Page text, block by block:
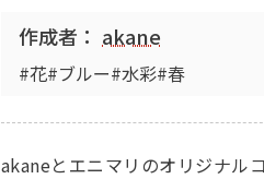
作成者： akane
#花#ブルー#水彩#春
akaneとエニマリのオリジナル